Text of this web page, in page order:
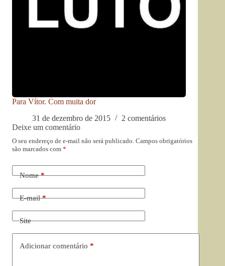
Para Vítor. Com muita dor
31 de dezembro de 2015
2 comentários
Deixe um comentário
O seu endereço de e-mail não será publicado. Campos obrigatórios
são marcados com *
Nome*
E-mail*
Site
Adicionar comentário *